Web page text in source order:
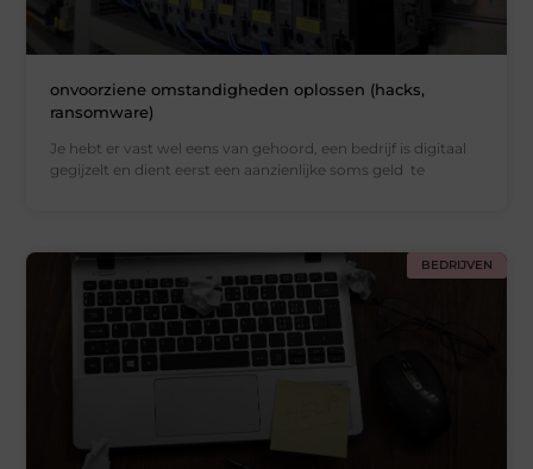
onvoorziene omstandigheden oplossen (hacks,
ransomware)
Je hebt er vast wel eens van gehoord, een bedrijf is digitaal
gegijzelt en dient eerst een aanzienlijke soms geld te
BEDRIJVEN